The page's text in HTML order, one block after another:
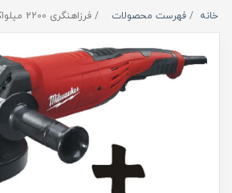
خانه فهرست محصولات فرزاهنگری 2200 میلواکی مدل 59_6086